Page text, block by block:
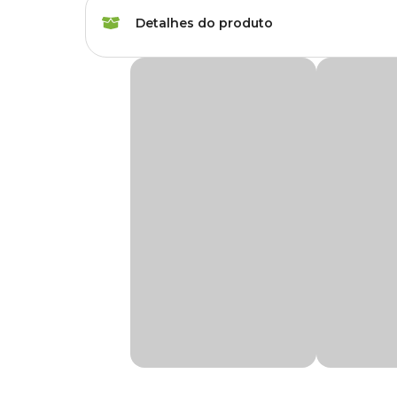
Marca Boyu
Detalhes do produto